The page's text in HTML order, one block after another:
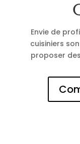
Envie de
cuisiniers
proposer